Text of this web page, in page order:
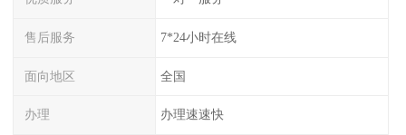
售后服务 7*24小时在线
面向地区 全国
办理 办理速速快